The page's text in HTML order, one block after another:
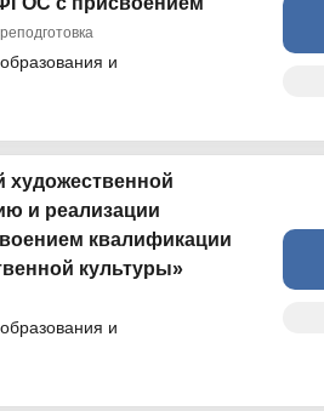
и
художественной
и реализации
квалификации
культуры»
и